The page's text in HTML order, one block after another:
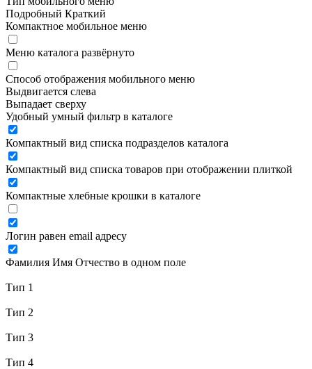
Подробный Краткий
Компактное мобильное меню
Меню каталога развёрнуто
Способ отображения мобильного меню
Выдвигается слева
Выпадает сверху
Удобный умный фильтр в каталоге
Компактный вид списка подразделов каталога
Компактный вид списка товаров при отображении плиткой
Компактные хлебные крошки в каталоге
Логин равен email адресу
Фамилия Имя Отчество в одном поле
Тип 1
Тип 2
Тип 3
Тип 4